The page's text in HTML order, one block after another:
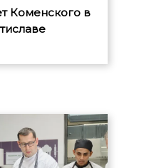
Коменского в